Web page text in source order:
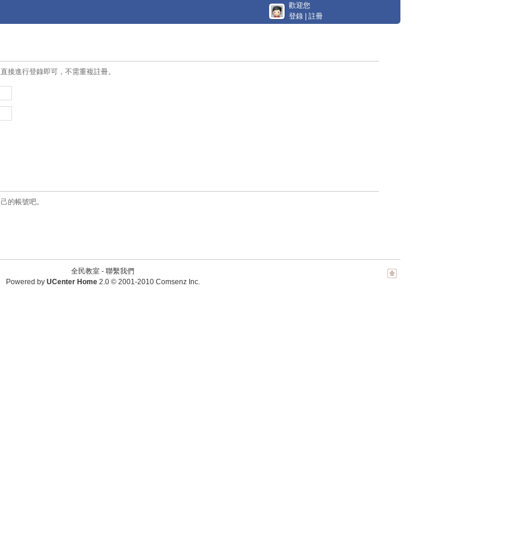
歡迎您
登錄
註冊
接進行登錄即可，不需重複註冊。
的帳號吧。
全民教室 - 聯繫我們
Powered by UCenter Home 2.0© 2001-2010 Comsenz Inc.